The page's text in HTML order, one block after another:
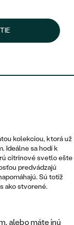
Možnosti doručenia
kolekciou, ktorá už
Ideálne sa hodí k
citrínové svetlo ešte
predvádzajú
Sú totiž
ako stvorené.
alebo máte inú